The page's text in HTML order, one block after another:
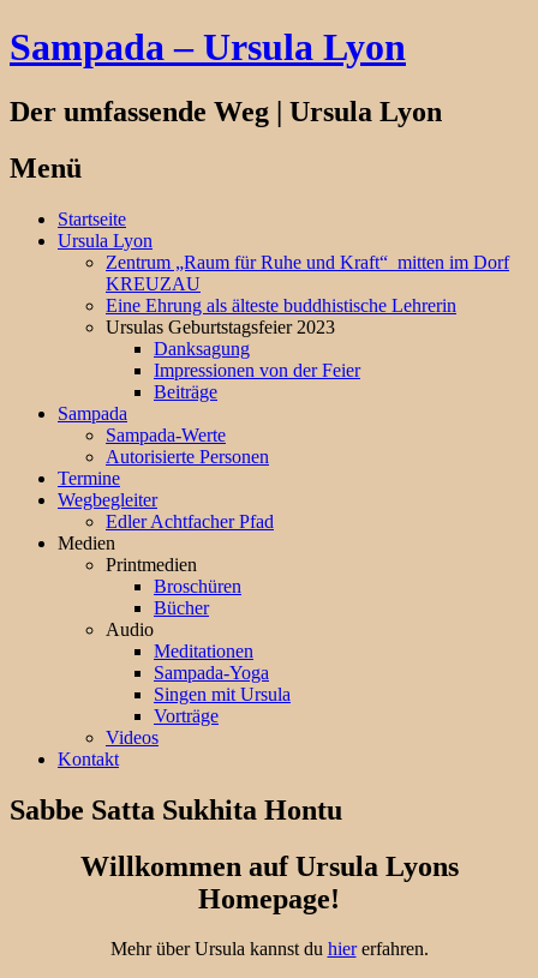
Sampada – Ursula Lyon
Der umfassende Weg | Ursula Lyon
Menü
Springe
zum
Startseite
Ursula Lyon
Zentrum „Raum für Ruhe und Kraft“ mitten im Dorf
KREUZAU
Eine Ehrung als älteste buddhistische Lehrerin
Ursulas Geburtstagsfeier 2023
Danksagung
Impressionen von der Feier
Beiträge
Sampada
Sampada-Werte
Autorisierte Personen
Termine
Wegbegleiter
Edler Achtfacher Pfad
Medien
Printmedien
Broschüren
Bücher
Audio
Meditationen
Sampada-Yoga
Singen mit Ursula
Vorträge
Videos
Kontakt
Sabbe Satta Sukhita Hontu
Willkommen auf Ursula Lyons
Homepage!
Mehr über Ursula kannst du hiererfahren.